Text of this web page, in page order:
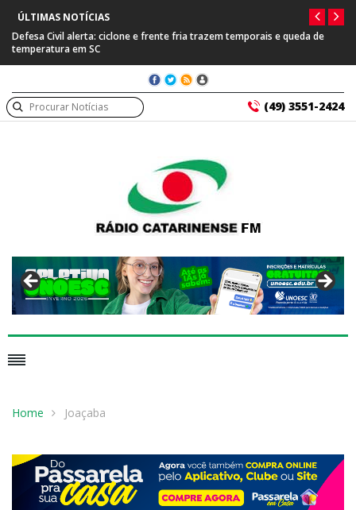
ÚLTIMAS NOTÍCIAS
Defesa Civil alerta: ciclone e frente fria trazem temporais e queda de
temperatura em SC
(49) 3551-2424
Home Joaçaba